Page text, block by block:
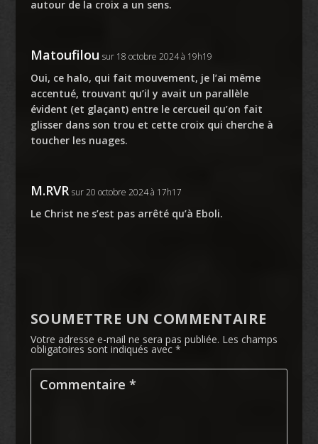
autour de la croix a un sens.
Matoufilou sur 18 octobre 2024 à 19h19
Oui, ce halo, qui fait mouvement, je l’ai même
accentué, trouvant qu’il y avait un parallèle
évident (et glaçant) entre le cercueil qu’on fait
glisser dans son trou et cette croix qui cherche à
toucher les nuages.
M.RVR sur 20 octobre 2024 à 17h17
Le Christ ne s’est pas arrêté qu’à Eboli.
SOUMETTRE UN COMMENTAIRE
Votre adresse e-mail ne sera pas publiée. Les champs
obligatoires sont indiqués avec *